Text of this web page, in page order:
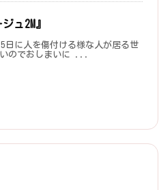
ュ2M』
日に人を傷付ける様な人が居る世
のでおしまいに ...